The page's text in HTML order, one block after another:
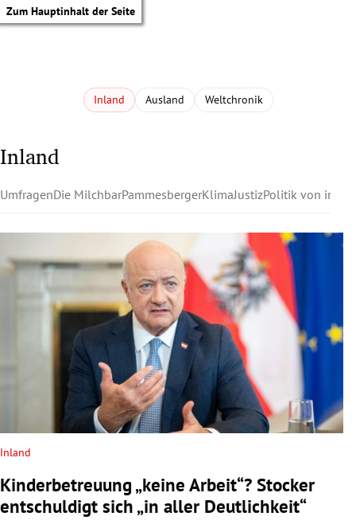
Zum Hauptinhalt der Seite
Untermenü
Untermenü
Untermenü
Inland Ausland Weltchronik
Inland
UmfragenDie MilchbarPammesbergerKlimaJustizPolitik von innen
Inland
Kinderbetreuung „keine Arbeit“? Stocker
entschuldigt sich „in aller Deutlichkeit“